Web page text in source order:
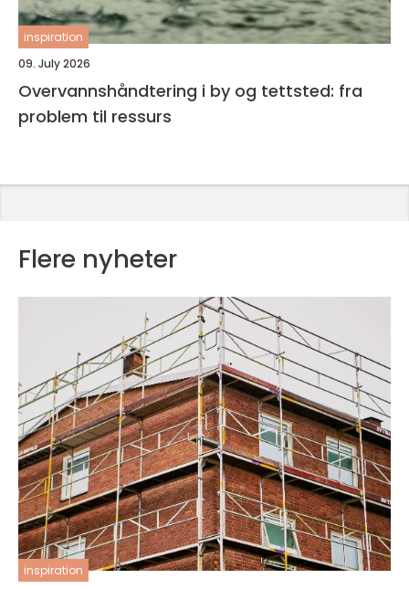
inspiration
09. July 2026
Overvannshåndtering i by og tettsted: fra
problem til ressurs
Flere nyheter
inspiration